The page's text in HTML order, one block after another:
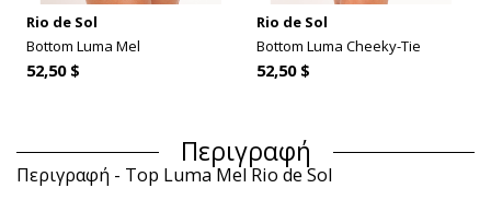
Rio de Sol
Bottom Luma Mel
52,50 $
Rio de Sol
Bottom Luma Cheeky-Tie
52,50 $
Περιγραφή
Περιγραφή - Top Luma Mel Rio de Sol